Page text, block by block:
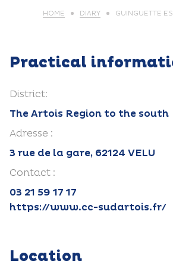
HOME DIARY GUINGUETTE
Practical
District:
The Artois Region to the south
Adresse :
3 rue de la gare, 62124 VELU
Contact :
03 21 59 17 17
https://www.cc-sudartois.fr/
Location